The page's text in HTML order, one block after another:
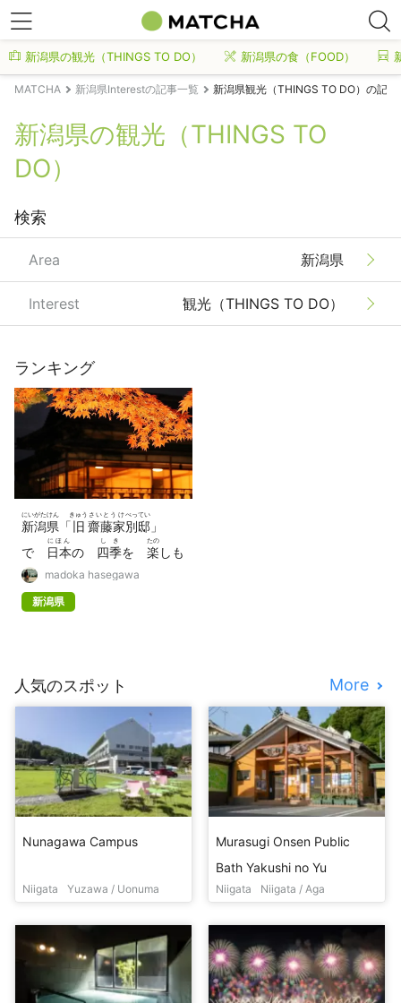
新潟県の観光（THINGS TO DO） 新潟県の食（FOOD）
MATCHA 新潟県Interestの記事一覧 新潟県観光（THINGS TO DO）の記事
新潟県の観光（THINGS TO
DO）
検索
Area 新潟県
Interest 観光（THINGS TO DO）
ランキング
新潟県
にいがたけん
「旧
きゅう
齋藤家
さいとうけ
別邸
べってい
」
で
日本
にほん
の 四季
しき
を 楽
たの
しも
う
madoka hasegawa
新潟県
人気のスポット More
Nunagawa Campus
Niigata Yuzawa / Uonuma
Murasugi Onsen Public
Bath Yakushi no Yu
Niigata Niigata / Aga